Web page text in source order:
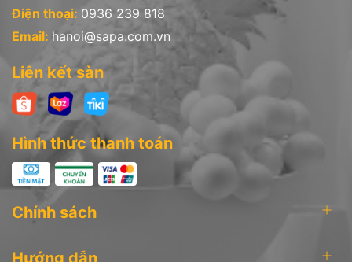
Điện thoại: 0936 239 818
Email: hanoi@sapa.com.vn
Liên kết sàn
Hình thức thanh toán
Chính sách